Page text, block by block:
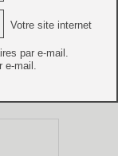
Votre site internet
par e-mail.
e-mail.